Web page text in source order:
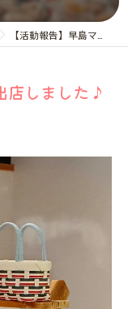
【活動報告】早島マルシェに出店しました♪
店しました♪